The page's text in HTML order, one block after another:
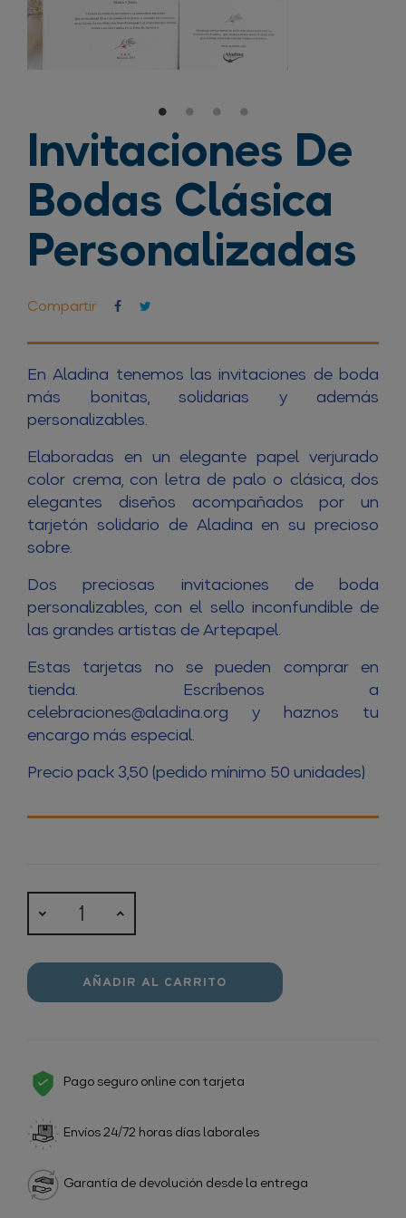
Invitaciones De
Bodas Clásica
Personalizadas
Compartir
En Aladina tenemos las invitaciones de boda
más bonitas, solidarias y además
personalizables.
Elaboradas en un elegante papel verjurado
color crema, con letra de palo o clásica, dos
elegantes diseños acompañados por un
tarjetón solidario de Aladina en su precioso
sobre.
Dos preciosas invitaciones de boda
personalizables, con el sello inconfundible de
las grandes artistas de Artepapel.
Estas tarjetas no se pueden comprar en
tienda. Escríbenos a
celebraciones@aladina.org y haznos tu
encargo más especial.
Precio pack 3,50 (pedido mínimo 50 unidades)
AÑADIR AL CARRITO
Pago seguro online con tarjeta
Envíos 24/72 horas días laborales
Garantía de devolución desde la entrega